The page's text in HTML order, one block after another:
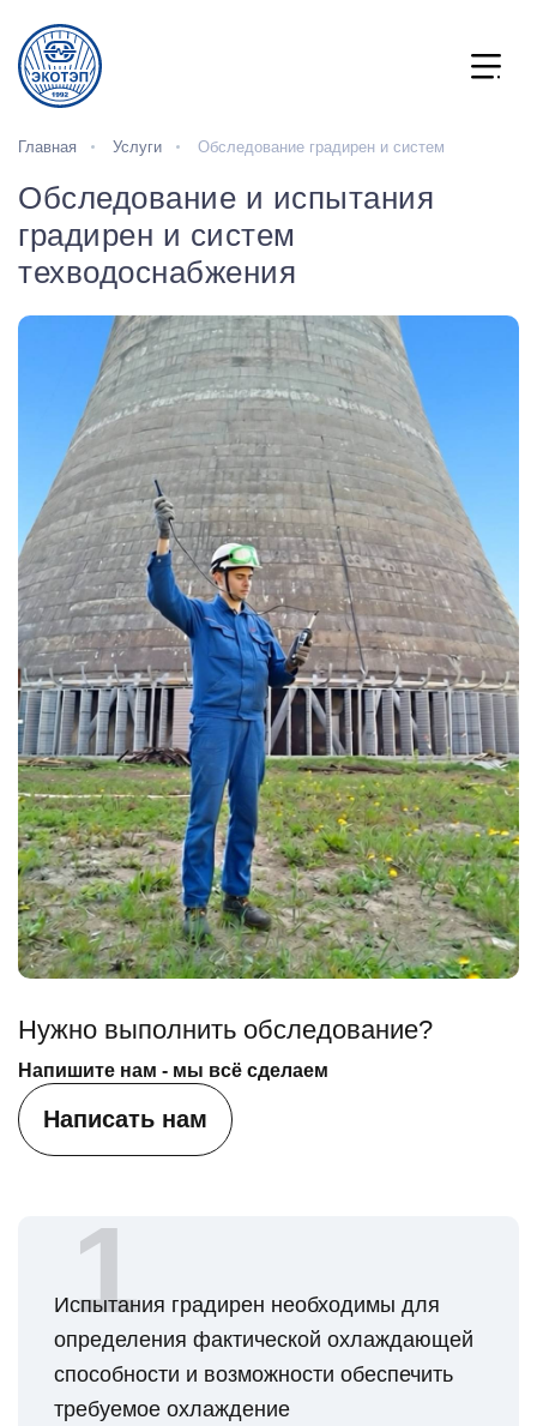
Главная Услуги Обследование градирен и систем
Обследование и испытания
градирен и систем
техводоснабжения
Нужно выполнить обследование?
Напишите нам - мы всё сделаем
Написать нам
Испытания градирен необходимы для
определения фактической охлаждающей
способности и возможности обеспечить
требуемое охлаждение